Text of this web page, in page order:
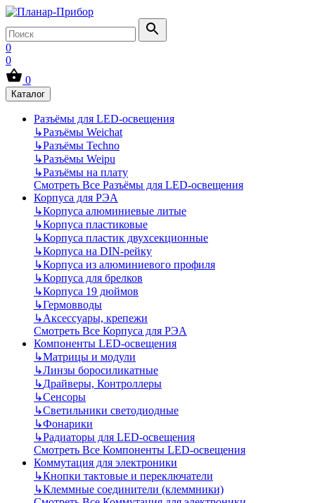
0
0
0
Каталог
Разъёмы для LED-освещения
↳Разъёмы Weichat
↳Разъёмы Techno
↳Разъёмы Weipu
↳Разъёмы на плату
Смотреть Все Разъёмы для LED-освещения
Корпуса для РЭА
↳Корпуса алюминиевые литые
↳Корпуса пластиковые
↳Корпуса пластик двухсекционные
↳Корпуса на DIN-рейку
↳Корпуса из алюминиевого профиля
↳Корпуса для брелков
↳Корпуса 19 дюймов
↳Гермовводы
↳Аксессуары, крепежи
Смотреть Все Корпуса для РЭА
Компоненты LED-освещения
↳Матрицы и модули
↳Линзы боросиликатные
↳Драйверы, Контроллеры
↳Сенсоры
↳Светильники светодиодные
↳Фонарики
↳Радиаторы для LED-освещения
Смотреть Все Компоненты LED-освещения
Коммутация для электроники
↳Кнопки тактовые и переключатели
↳Клеммные соединители (клеммники)